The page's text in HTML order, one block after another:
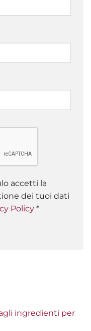
accetti la
dei tuoi dati
Policy *
ingredienti per